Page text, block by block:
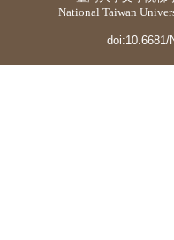
National Taiwan
doi:10.6681/